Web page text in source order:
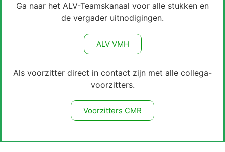
Ga naar het ALV-Teamskanaal voor alle stukken en
de vergader uitnodigingen.
ALV VMH
Als voorzitter direct in contact zijn met alle collega-
voorzitters.
Voorzitters CMR